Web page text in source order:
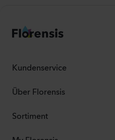
Kundenservice
Über Florensis
Sortiment